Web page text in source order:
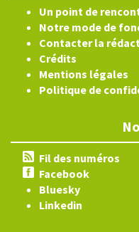
Un point de
Notre mode de
Contacter la
Crédits
Mentions légales
Politique de
Fil des numéros
Facebook
Bluesky
Linkedin